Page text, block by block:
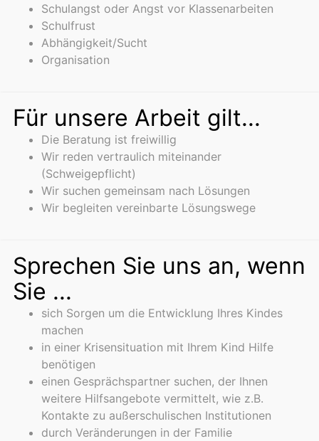
Schulangst oder Angst vor Klassenarbeiten
Schulfrust
Abhängigkeit/Sucht
Organisation
Für unsere Arbeit gilt...
Die Beratung ist freiwillig
Wir reden vertraulich miteinander
(Schweigepflicht)
Wir suchen gemeinsam nach Lösungen
Wir begleiten vereinbarte Lösungswege
Sprechen Sie uns an, wenn
Sie ...
sich Sorgen um die Entwicklung Ihres Kindes
machen
in einer Krisensituation mit Ihrem Kind Hilfe
benötigen
einen Gesprächspartner suchen, der Ihnen
weitere Hilfsangebote vermittelt, wie z.B.
Kontakte zu außerschulischen Institutionen
durch Veränderungen in der Familie